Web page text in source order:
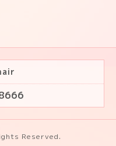
Reserved.